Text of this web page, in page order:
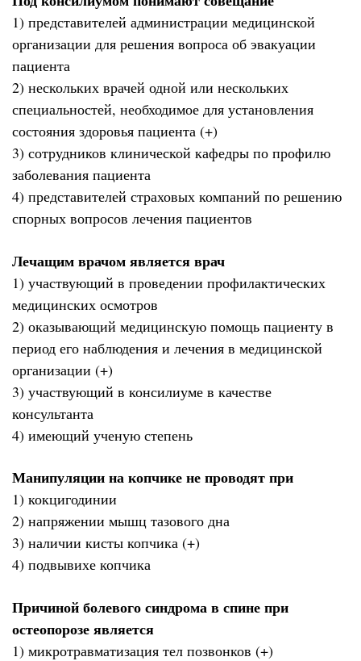
1) представителей администрации медицинской
организации для решения вопроса об эвакуации
пациента
2) нескольких врачей одной или нескольких
специальностей, необходимое для установления
состояния здоровья пациента (+)
3) сотрудников клинической кафедры по профилю
заболевания пациента
4) представителей страховых компаний по решению
спорных вопросов лечения пациентов
Лечащим врачом является врач
1) участвующий в проведении профилактических
медицинских осмотров
2) оказывающий медицинскую помощь пациенту в
период его наблюдения и лечения в медицинской
организации (+)
3) участвующий в консилиуме в качестве
консультанта
4) имеющий ученую степень
Манипуляции на копчике не проводят при
1) кокцигодинии
2) напряжении мышц тазового дна
3) наличии кисты копчика (+)
4) подвывихе копчика
Причиной болевого синдрома в спине при
остеопорозе является
1) микротравматизация тел позвонков (+)